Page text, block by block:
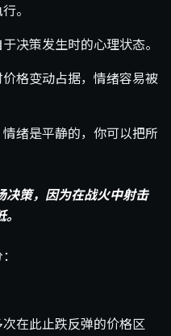
。
决策发生时的心理状态。
格变动占据，情绪容易被
绪是平静的，你可以把所
决策，因为在战火中射击
在此止跌反弹的价格区